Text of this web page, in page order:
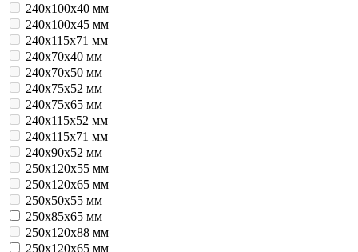
240x100x40 мм
240x100x45 мм
240x115x71 мм
240x70x40 мм
240x70x50 мм
240x75x52 мм
240x75x65 мм
240х115х52 мм
240х115х71 мм
240х90х52 мм
250x120x55 мм
250x120x65 мм
250x50x55 мм
250x85x65 мм
250х120x88 мм
250х120х65 мм